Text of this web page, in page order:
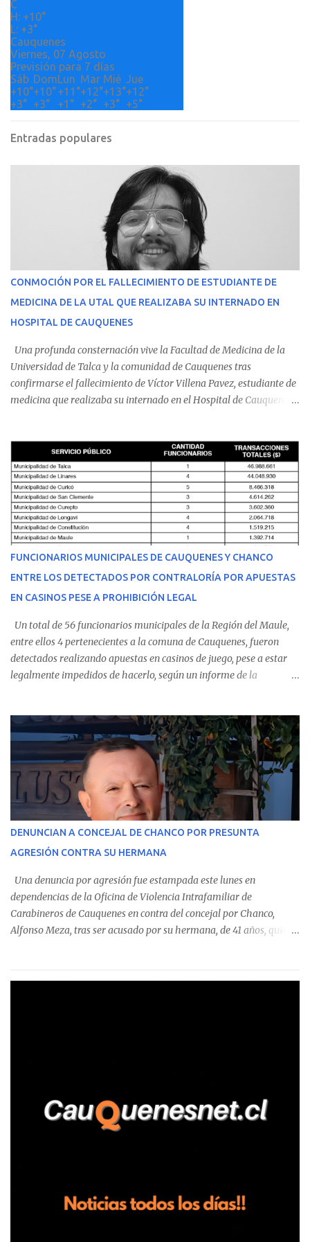
s
C
H: +10°
L: +3°
Cauquenes
Viernes, 07 Agosto
Previsión para 7 días
Sáb DomLun Mar Mié Jue
+10°+10°+11°+12°+13°+12°
+3° +3° +1° +2° +3° +5°
Entradas populares
CONMOCIÓN POR EL FALLECIMIENTO DE ESTUDIANTE DE
MEDICINA DE LA UTAL QUE REALIZABA SU INTERNADO EN
HOSPITAL DE CAUQUENES
Una profunda consternación vive la Facultad de Medicina de la
Universidad de Talca y la comunidad de Cauquenes tras
confirmarse el fallecimiento de Víctor Villena Pavez, estudiante de
medicina que realizaba su internado en el Hospital de Cauquenes.
malestares físicos. Dada la complejidad de su estado de salud, el
equipo médico determinó su traslado de urgencia al Hospital
Regional de Talca y dado la urgencia la ambulancia partió hacia
Talca con escolta de Carabineros. En medio del traslado, el
estudiante de medicina de 25 años, se agravó y pese a los esfuerzos
del personal de emergencia terminó falleciendo, sin alcanzar a
recibir atención especializada en el centro de destino. Apenas se
conoció la gravedad de su condición, sus padres —residentes en
Villarrica— se trasladaron a Cauquenes con la esperanza de una
evolución favorable. No obstante, alrededo...
FUNCIONARIOS MUNICIPALES DE CAUQUENES Y CHANCO
ENTRE LOS DETECTADOS POR CONTRALORÍA POR APUESTAS
EN CASINOS PESE A PROHIBICIÓN LEGAL
Un total de 56 funcionarios municipales de la Región del Maule,
entre ellos 4 pertenecientes a la comuna de Cauquenes, fueron
detectados realizando apuestas en casinos de juego, pese a estar
legalmente impedidos de hacerlo, según un informe de la
estableció que estos funcionarios —quienes administran o
custodian fondos públicos— efectuaron transacciones por un
monto total de $116.075.918 entre enero de 2024 y junio de 2025.
En el detalle regional, se indica que en la comuna de Cauquenes se
identificó a cuatro funcionarios involucrados en este tipo de
operaciones. Asimismo, se precisa que uno de los casos
corresponde a un funcionario de la Municipalidad de Chanco,
detectaron incumplimientos a la normativa vigente. El informe
precisa que la mayor cantidad de dinero apostado se registró en
Talca, donde...
DENUNCIAN A CONCEJAL DE CHANCO POR PRESUNTA
AGRESIÓN CONTRA SU HERMANA
Una denuncia por agresión fue estampada este lunes en
dependencias de la Oficina de Violencia Intrafamiliar de
Carabineros de Cauquenes en contra del concejal por Chanco,
Alfonso Meza, tras ser acusado por su hermana, de 41 años, quien
relató que los hechos ocurrieron cerca de las 11:30 horas en el
trabajadores, el edil descendió del vehículo y, en medio de la
confrontación, la habría tomado de los hombros, empujado al
suelo y agredido con golpes de pies y manos, mientr...